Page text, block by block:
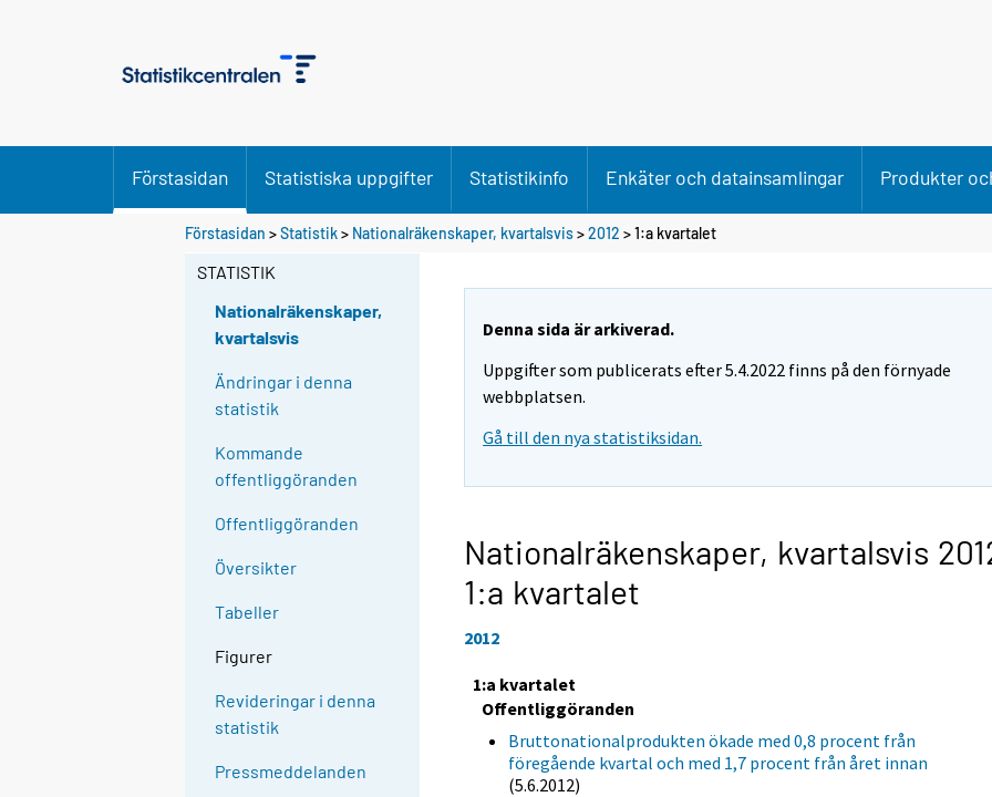
Förstasidan Statistiska uppgifter Statistikinfo Enkäter och datainsamlingar Produkter
Förstasidan >Statistik> Nationalräkenskaper, kvartalsvis>2012 >1:a kvartalet
STATISTIK
Nationalräkenskaper,
kvartalsvis
Ändringar i denna
statistik
Kommande
offentliggöranden
Offentliggöranden
Översikter
Tabeller
Figurer
Revideringar i denna
statistik
Pressmeddelanden
Denna sida är arkiverad.
Uppgifter som publicerats efter 5.4.2022 finns på den förnyade
webbplatsen.
Gå till den nya statistiksidan.
Nationalräkenskaper, kvartalsvis
1:a kvartalet
2012
1:a kvartalet
Offentliggöranden
Bruttonationalprodukten ökade med 0,8 procent från
föregående kvartal och med 1,7 procent från året innan
(5.6.2012)